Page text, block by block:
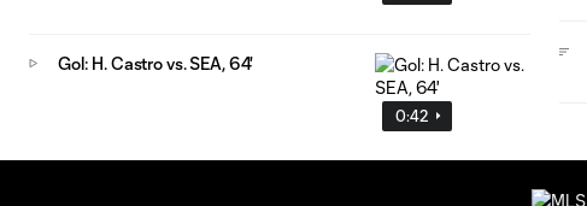
0:42
Gol: H. Castro vs. SEA, 64'